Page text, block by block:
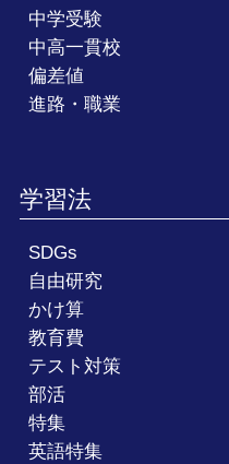
中学受験
中高一貫校
偏差値
進路・職業
学習法
SDGs
自由研究
かけ算
教育費
テスト対策
部活
特集
英語特集